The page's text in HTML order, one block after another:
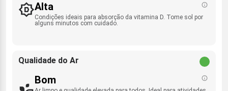
Alta
Condições ideais para absorção da vitamina D. Tome sol por
alguns minutos com cuidado.
Qualidade do Ar
Bom